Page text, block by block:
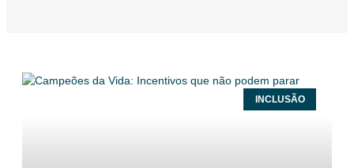
INCLUSÃO